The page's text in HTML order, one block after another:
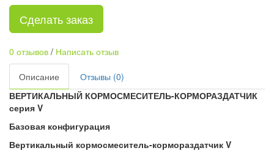
Сделать заказ
0 отзывов / Написать отзыв
Описание
Отзывы (0)
ВЕРТИКАЛЬНЫЙ КОРМОСМЕСИТЕЛЬ-КОРМОРАЗДАТЧИК
серия V
Базовая конфигурация
Вертикальный кормосмеситель-кормораздатчик V